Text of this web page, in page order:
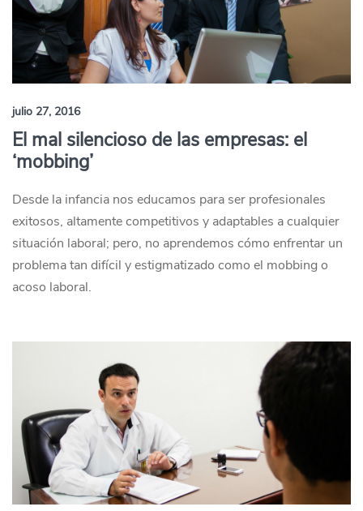
julio 27, 2016
El mal silencioso de las empresas: el
‘mobbing’
Desde la infancia nos educamos para ser profesionales
exitosos, altamente competitivos y adaptables a cualquier
situación laboral; pero, no aprendemos cómo enfrentar un
problema tan difícil y estigmatizado como el mobbing o
acoso laboral.